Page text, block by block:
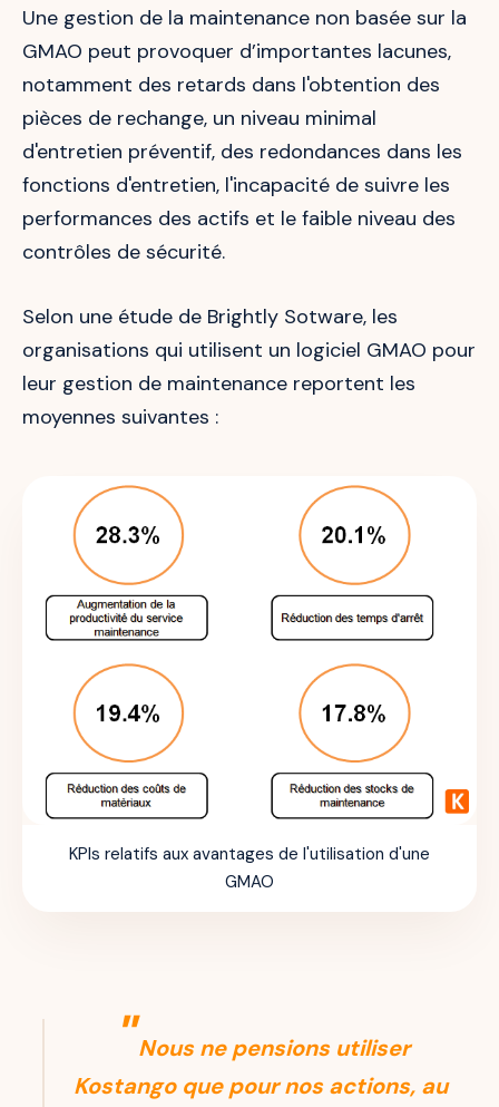
Une gestion de la maintenance non basée sur la
GMAO peut provoquer d’importantes lacunes,
notamment des retards dans l'obtention des
pièces de rechange, un niveau minimal
d'entretien préventif, des redondances dans les
fonctions d'entretien, l'incapacité de suivre les
performances des actifs et le faible niveau des
contrôles de sécurité.
Selon une étude de Brightly Sotware, les
organisations qui utilisent un logiciel GMAO pour
leur gestion de maintenance reportent les
moyennes suivantes :
KPIs relatifs aux avantages de l'utilisation d'une
GMAO
" Nous ne pensions utiliser
Kostango que pour nos actions, au